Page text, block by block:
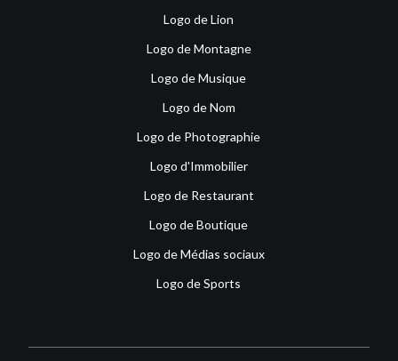
Logo de Lion
Logo de Montagne
Logo de Musique
Logo de Nom
Logo de Photographie
Logo d'Immobilier
Logo de Restaurant
Logo de Boutique
Logo de Médias sociaux
Logo de Sports